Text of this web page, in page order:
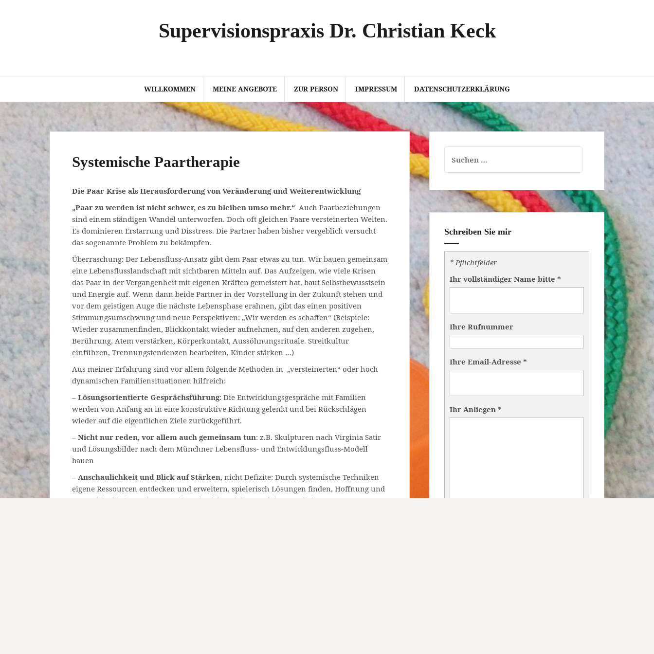
Supervisionspraxis Dr. Christian Keck
WILLKOMMEN MEINE ANGEBOTE ZUR PERSON IMPRESSUM DATENSCHUTZERKLÄRUNG
Systemische Paartherapie
Die Paar-Krise als Herausforderung von Veränderung und Weiterentwicklung
„Paar zu werden ist nicht schwer, es zu bleiben umso mehr.“ Auch Paarbeziehungen
sind einem ständigen Wandel unterworfen. Doch oft gleichen Paare versteinerten Welten.
Es dominieren Erstarrung und Disstress. Die Partner haben bisher vergeblich versucht
das sogenannte Problem zu bekämpfen.
Überraschung: Der Lebensfluss-Ansatz gibt dem Paar etwas zu tun. Wir bauen gemeinsam
eine Lebensflusslandschaft mit sichtbaren Mitteln auf. Das Aufzeigen, wie viele Krisen
das Paar in der Vergangenheit mit eigenen Kräften gemeistert hat, baut Selbstbewusstsein
und Energie auf. Wenn dann beide Partner in der Vorstellung in der Zukunft stehen und
vor dem geistigen Auge die nächste Lebensphase erahnen, gibt das einen positiven
Stimmungsumschwung und neue Perspektiven: „Wir werden es schaffen“ (Beispiele:
Wieder zusammenfinden, Blickkontakt wieder aufnehmen, auf den anderen zugehen,
Berührung, Atem verstärken, Körperkontakt, Aussöhnungsrituale. Streitkultur
einführen, Trennungstendenzen bearbeiten, Kinder stärken …)
Aus meiner Erfahrung sind vor allem folgende Methoden in „versteinerten“ oder hoch
dynamischen Familiensituationen hilfreich:
– Lösungsorientierte Gesprächsführung: Die Entwicklungsgespräche mit Familien
werden von Anfang an in eine konstruktive Richtung gelenkt und bei Rückschlägen
wieder auf die eigentlichen Ziele zurückgeführt.
– Nicht nur reden, vor allem auch gemeinsam tun: z.B. Skulpturen nach Virginia Satir
und Lösungsbilder nach dem Münchner Lebensfluss- und Entwicklungsfluss-Modell
bauen
– Anschaulichkeit und Blick auf Stärken, nicht Defizite: Durch systemische Techniken
eigene Ressourcen entdecken und erweitern, spielerisch Lösungen finden, Hoffnung und
Zuversicht fördern, eigene Kraft und Stärke erleben und den Mut bekommen, Neues zu
nach:
Schreiben Sie mir
* Pflichtfelder
Ihr vollständiger Name bitte *
Ihre Rufnummer
Ihre Email-Adresse *
Ihr Anliegen *